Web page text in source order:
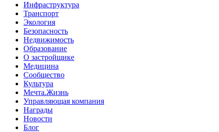
Инфраструктура
Транспорт
Экология
Безопасность
Недвижимость
Образование
О застройщике
Медицина
Сообщество
Культура
Мечта.Жизнь
Управляющая компания
Награды
Новости
Блог